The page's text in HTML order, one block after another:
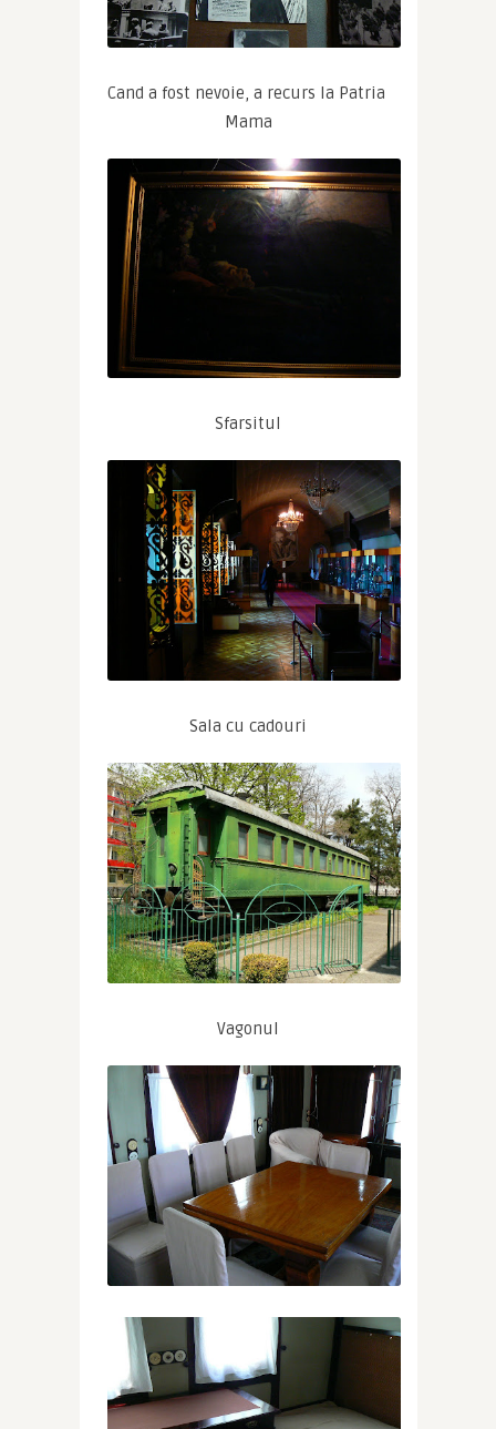
Cand a fost nevoie, a recurs la Patria
Mama
Sfarsitul
Sala cu cadouri
Vagonul